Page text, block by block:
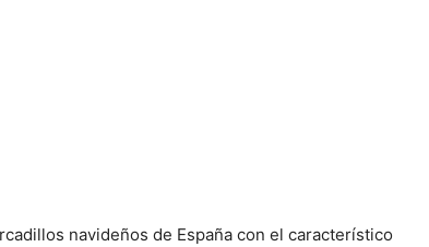
navideños de España con el característico